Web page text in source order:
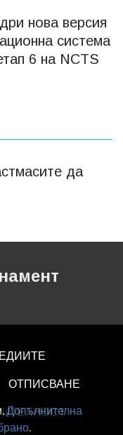
нова версия
система
6 на NCTS
да
ОТПИСВАНЕ
Допълнителна
.